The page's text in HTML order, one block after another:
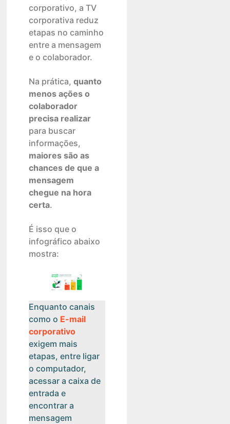
corporativo, a TV
corporativa reduz
etapas no caminho
entre a mensagem
e o colaborador.
Na prática, quanto
menos ações o
colaborador
precisa realizar
para buscar
informações,
maiores são as
chances de que a
mensagem
chegue na hora
certa.
É isso que o
infográfico abaixo
mostra:
Enquanto canais
como o E-mail
corporativo
exigem mais
etapas, entre ligar
o computador,
acessar a caixa de
entrada e
encontrar a
mensagem